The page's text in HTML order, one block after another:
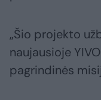
„Šio projekto
naujausioje
pagrindinės